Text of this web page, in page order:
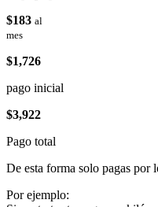
$183 al
mes
$1,726
pago inicial
$3,922
Pago total
De esta forma solo pagas por
Por ejemplo: